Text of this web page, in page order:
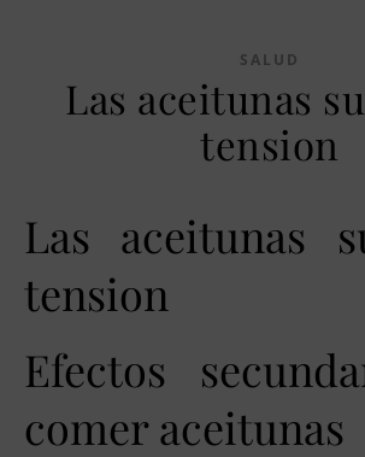
SALUD
Las aceitunas
tension
Las aceitunas
tension
Efectos
comer aceitunas